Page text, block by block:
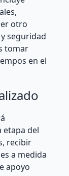
otro
seguridad
tomar
en el
etapa del
recibir
a medida
apoyo